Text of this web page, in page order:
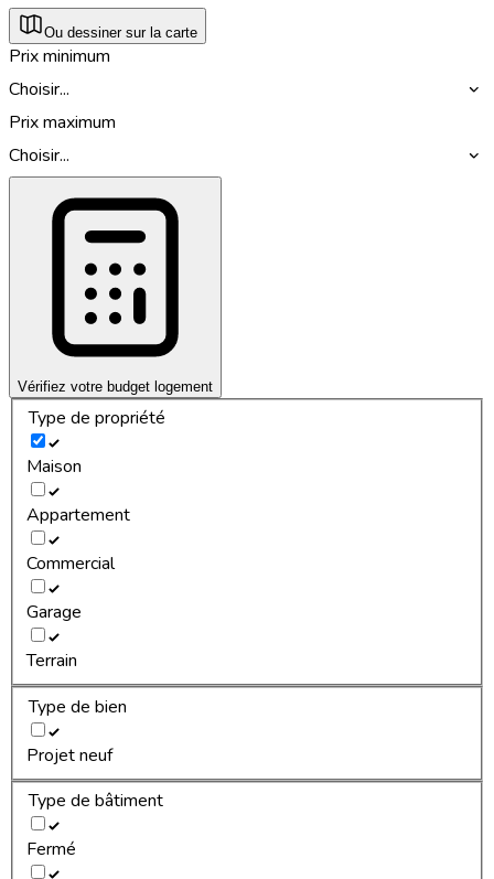
Ou dessiner sur la carte
Prix minimum
Choisir...
Prix maximum
Choisir...
Vérifiez votre budget logement
Type de propriété
Maison
Appartement
Commercial
Garage
Terrain
Type de bien
Projet neuf
Type de bâtiment
Fermé